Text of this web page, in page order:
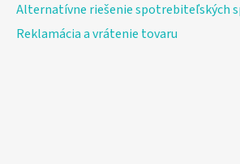
Alternatívne riešenie spotrebiteľských
Reklamácia a vrátenie tovaru